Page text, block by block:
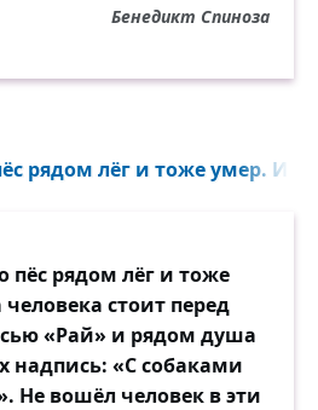
Бенедикт Спиноза
рядом лёг и тоже умер. И
пёс рядом лёг и тоже
стоит перед
«Рай» и рядом душа
надпись: «С собаками
Не вошёл человек в эти